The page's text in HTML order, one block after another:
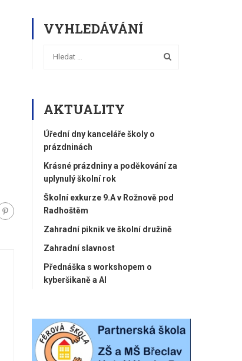
VYHLEDÁVÁNÍ
AKTUALITY
Úřední dny kanceláře školy o
prázdninách
Krásné prázdniny a poděkování za
uplynulý školní rok
Školní exkurze 9.A v Rožnově pod
Radhoštěm
Zahradní piknik ve školní družině
Zahradní slavnost
Přednáška s workshopem o
kyberšikaně a AI